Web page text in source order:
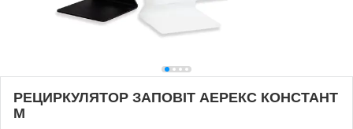
РЕЦИРКУЛЯТОР ЗАПОВІТ АЕРЕКС КОНСТАНТ
М